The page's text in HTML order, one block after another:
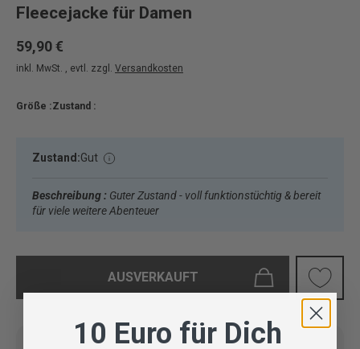
Fleecejacke für Damen
59,90 €
inkl. MwSt. , evtl. zzgl. Versandkosten
Größe :Zustand :
Zustand:Gut
Beschreibung : Guter Zustand - voll funktionstüchtig & bereit
für viele weitere Abenteuer
AUSVERKAUFT
10 Euro für Dich